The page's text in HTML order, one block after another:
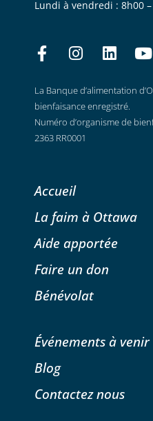
Lundi à vendredi : 8h00
La Banque d’alimentation
bienfaisance enregistré.
Numéro d’organisme de
2363 RR0001
Accueil
La faim à Ottawa
Aide apportée
Faire un don
Bénévolat
Événements à venir
Blog
Contactez nous